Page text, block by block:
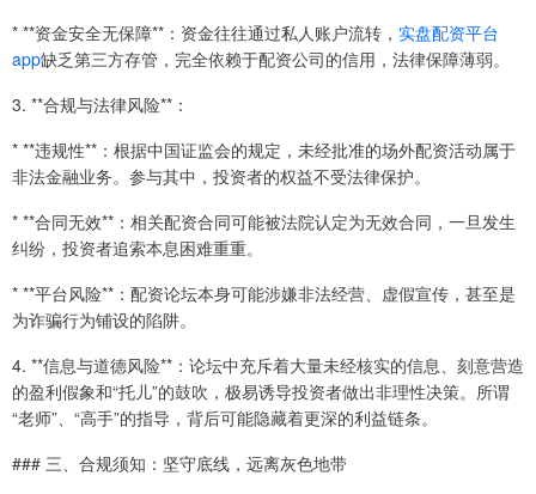
* **资金安全无保障**：资金往往通过私人账户流转， 实盘配资平台
app缺乏第三方存管，完全依赖于配资公司的信用，法律保障薄弱。
3. **合规与法律风险**：
* **违规性**：根据中国证监会的规定，未经批准的场外配资活动属于
非法金融业务。参与其中，投资者的权益不受法律保护。
* **合同无效**：相关配资合同可能被法院认定为无效合同，一旦发生
纠纷，投资者追索本息困难重重。
* **平台风险**：配资论坛本身可能涉嫌非法经营、虚假宣传，甚至是
为诈骗行为铺设的陷阱。
4. **信息与道德风险**：论坛中充斥着大量未经核实的信息、刻意营造
的盈利假象和“托儿”的鼓吹，极易诱导投资者做出非理性决策。所谓
“老师”、“高手”的指导，背后可能隐藏着更深的利益链条。
### 三、合规须知：坚守底线，远离灰色地带